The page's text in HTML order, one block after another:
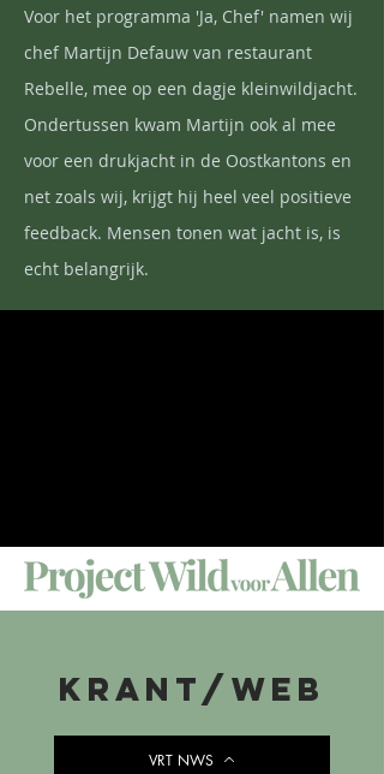
Voor het programma 'Ja, Chef' namen wij
chef Martijn Defauw van restaurant
Rebelle, mee op een dagje kleinwildjacht.
Ondertussen kwam Martijn ook al mee
voor een drukjacht in de Oostkantons en
net zoals wij, krijgt hij heel veel positieve
feedback. Mensen tonen wat jacht is, is
echt belangrijk.
KRANT/web
VRT NWS